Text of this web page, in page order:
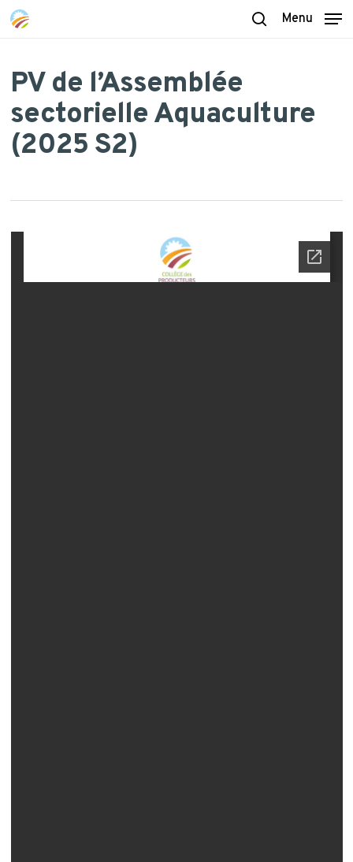
Skip
content
Menu
PV de l’Assemblée
sectorielle Aquaculture
(2025 S2)